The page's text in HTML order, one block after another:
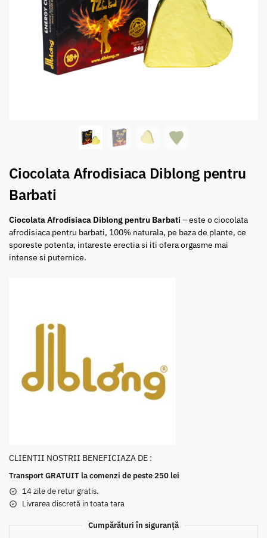
Ciocolata Afrodisiaca Diblong pentru
Barbati
Ciocolata Afrodisiaca Diblong pentru Barbati – este o ciocolata
afrodisiaca pentru barbati, 100% naturala, pe baza de plante, ce
sporeste potenta, intareste erectia si iti ofera orgasme mai
intense si puternice.
CLIENTII NOSTRII BENEFICIAZA DE :
Transport GRATUIT la comenzi de peste 250 lei
14 zile de retur gratis.
Livrarea discretă in toata tara
Cumpărături în siguranță